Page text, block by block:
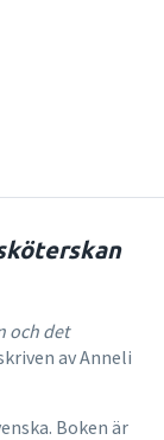
och det
av Anneli
Boken är